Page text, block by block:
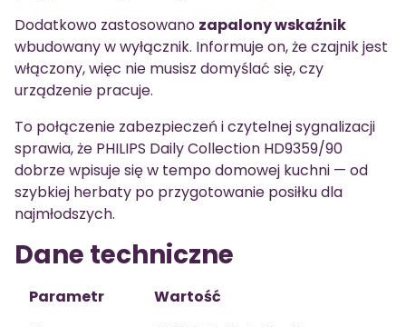
Dodatkowo zastosowano zapalony wskaźnik
wbudowany w wyłącznik. Informuje on, że czajnik jest
włączony, więc nie musisz domyślać się, czy
urządzenie pracuje.
To połączenie zabezpieczeń i czytelnej sygnalizacji
sprawia, że PHILIPS Daily Collection HD9359/90
dobrze wpisuje się w tempo domowej kuchni — od
szybkiej herbaty po przygotowanie posiłku dla
najmłodszych.
Dane techniczne
Parametr
Wartość